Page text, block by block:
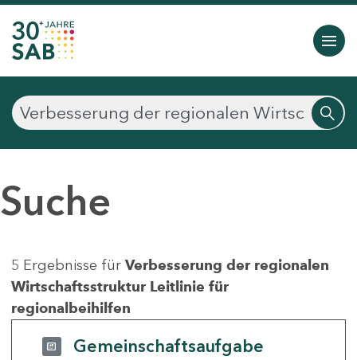
Suche
5 Ergebnisse für Verbesserung der regionalen
Wirtschaftsstruktur Leitlinie für
regionalbeihilfen
Gemeinschaftsaufgabe